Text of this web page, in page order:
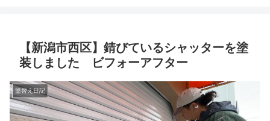
【新潟市西区】錆びているシャッターを塗
装しました ビフォーアフター
塗替え日記